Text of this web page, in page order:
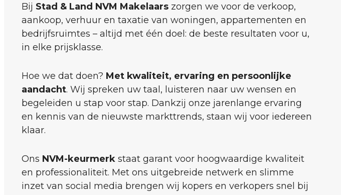
Bij Stad & Land NVM Makelaars zorgen we voor de verkoop,
aankoop, verhuur en taxatie van woningen, appartementen en
bedrijfsruimtes – altijd met één doel: de beste resultaten voor u,
in elke prijsklasse.
Hoe we dat doen? Met kwaliteit, ervaring en persoonlijke
aandacht. Wij spreken uw taal, luisteren naar uw wensen en
begeleiden u stap voor stap. Dankzij onze jarenlange ervaring
en kennis van de nieuwste markttrends, staan wij voor iedereen
klaar.
Ons NVM-keurmerk staat garant voor hoogwaardige kwaliteit
en professionaliteit. Met ons uitgebreide netwerk en slimme
inzet van social media brengen wij kopers en verkopers snel bij